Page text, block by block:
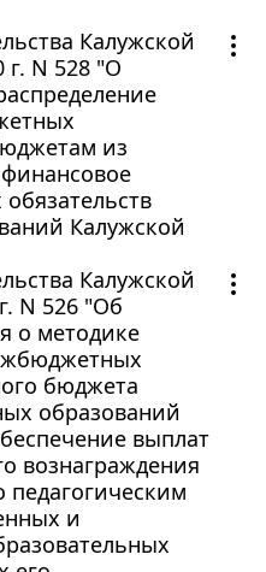
Калужской
г. N 528 "О
из
Калужской
Калужской
N 526 "Об
о методике
бюджета
образований
выплат
вознаграждения
педагогическим
и